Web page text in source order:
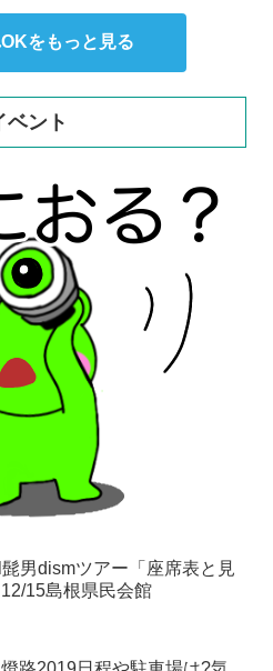
をもっと見る
ベント
男dismツアー「座席表と見
15島根県民会館